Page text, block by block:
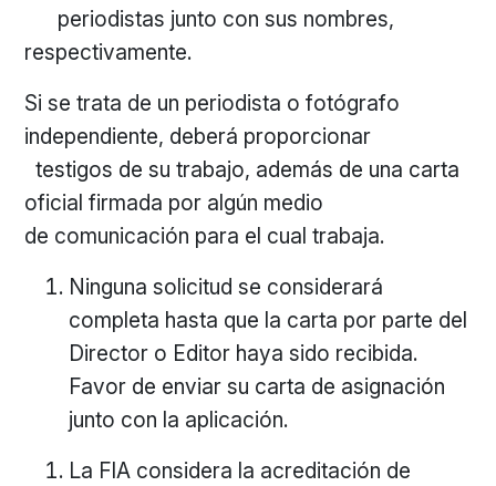
periodistas junto con sus nombres,
respectivamente.
Si se trata de un periodista o fotógrafo
independiente, deberá proporcionar
testigos de su trabajo, además de una carta
oficial firmada por algún medio
de comunicación para el cual trabaja.
Ninguna solicitud se considerará
completa hasta que la carta por parte del
Director o Editor haya sido recibida.
Favor de enviar su carta de asignación
junto con la aplicación.
La FIA considera la acreditación de